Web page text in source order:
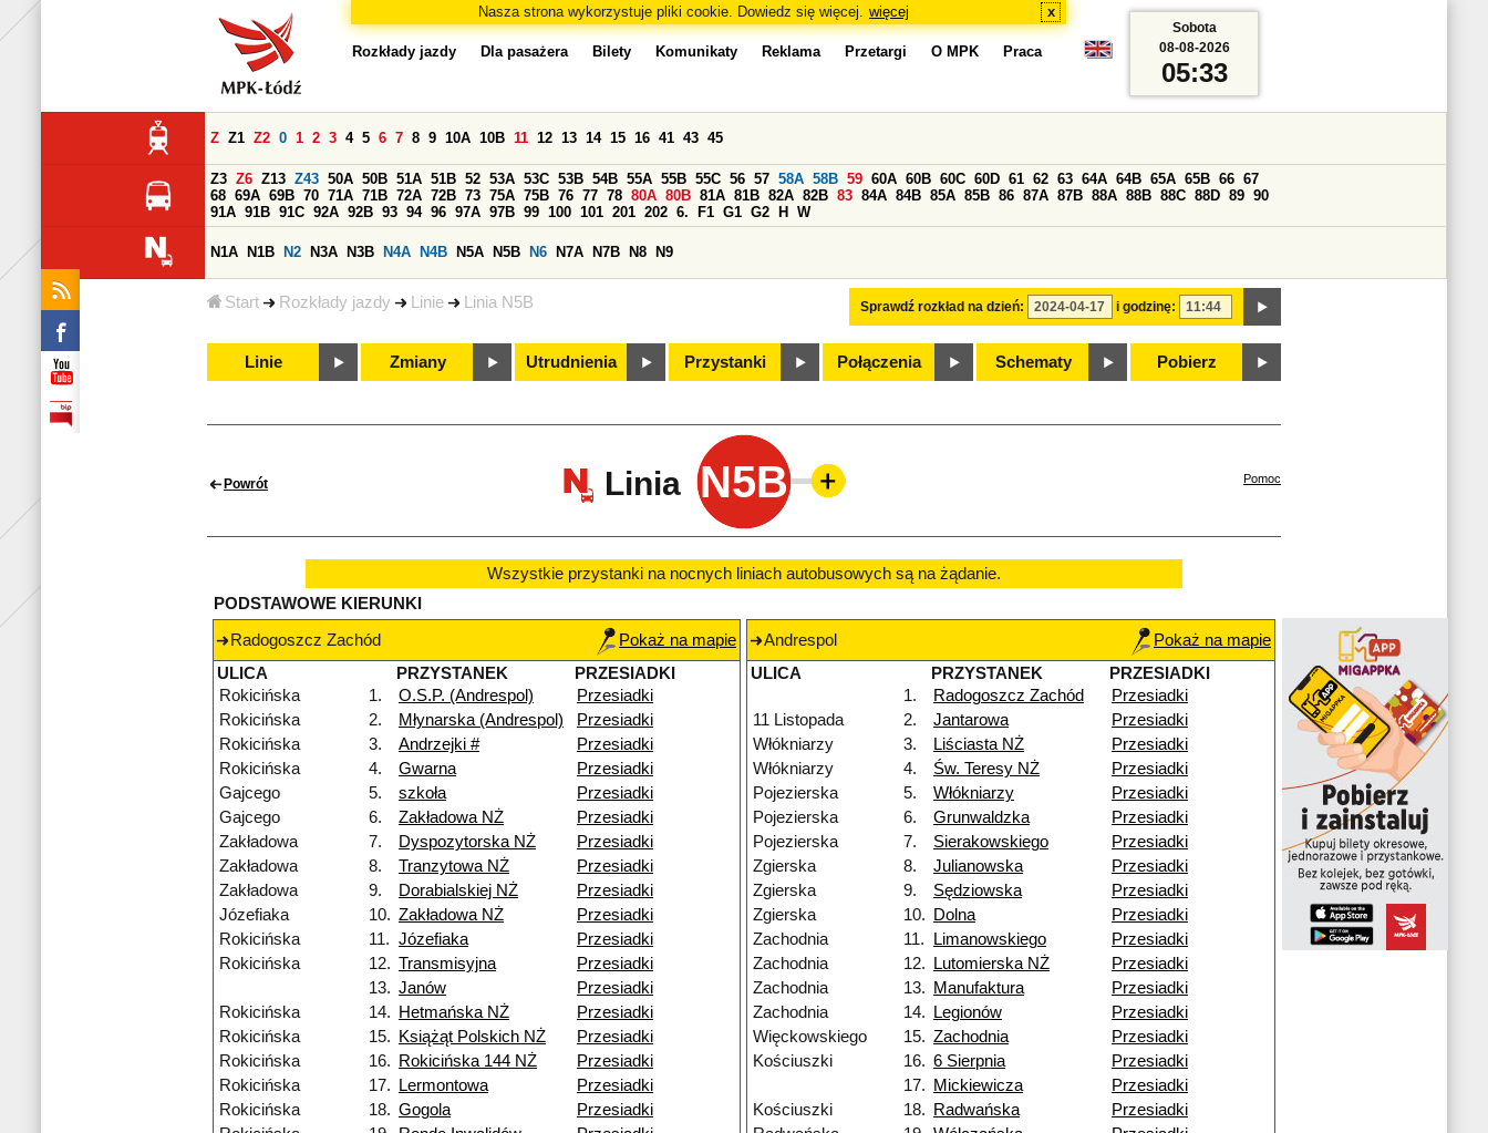
Nasza strona wykorzystuje pliki cookie. Dowiedz się więcej. więcej x
Start Rozkłady jazdy Linie Linia N5B
Rozkłady jazdy Dla pasażera Bilety Komunikaty Reklama Przetargi O MPK Praca
Sprawdź rozkład na dzień: i godzinę:
Z Z1 Z2 0 1 2 3 4 5 6 7 8 9 10A 10B 11 12 13 14 15 16 41 43 45
Z3 Z6 Z13 Z43 50A 50B 51A 51B 52 53A 53C 53B 54B 55A 55B 55C 56 57 58A 58B 59 60A 60B 60C 60D 61 62 63 64A 64B 65A 65B 66 67
68 69A 69B 70 71A 71B 72A 72B 73 75A 75B 76 77 78 80A 80B 81A 81B 82A 82B 83 84A 84B 85A 85B 86 87A 87B 88A 88B 88C 88D 89 90
91A 91B 91C 92A 92B 93 94 96 97A 97B 99 100 101 201 202 6. F1 G1 G2 H W
N1A N1B N2 N3A N3B N4A N4B N5A N5B N6 N7A N7B N8 N9
Linie Zmiany Utrudnienia Przystanki Połączenia Schematy Pobierz
Sobota
08-08-2026
05:33
Powrót Linia N5B Pomoc
Wszystkie przystanki na nocnych liniach autobusowych są na żądanie.
PODSTAWOWE KIERUNKI
Radogoszcz Zachód
Pokaż na mapie
ULICA
PRZYSTANEK
PRZESIADKI
Rokicińska
1. O.S.P. (Andrespol)
Przesiadki
Rokicińska
2. Młynarska (Andrespol)
Przesiadki
Rokicińska
3. Andrzejki #
Przesiadki
Rokicińska
4. Gwarna
Przesiadki
Gajcego
5. szkoła
Przesiadki
Gajcego
6. Zakładowa NŻ
Przesiadki
Zakładowa
7. Dyspozytorska NŻ
Przesiadki
Zakładowa
8. Tranzytowa NŻ
Przesiadki
Zakładowa
9. Dorabialskiej NŻ
Przesiadki
Józefiaka
10. Zakładowa NŻ
Przesiadki
Rokicińska
11. Józefiaka
Przesiadki
Rokicińska
12. Transmisyjna
Przesiadki
13. Janów
Przesiadki
Rokicińska
14. Hetmańska NŻ
Przesiadki
Rokicińska
15. Książąt Polskich NŻ
Przesiadki
Rokicińska
16. Rokicińska 144 NŻ
Przesiadki
Rokicińska
17. Lermontowa
Przesiadki
Rokicińska
18. Gogola
Przesiadki
Andrespol
Pokaż na mapie
ULICA
PRZYSTANEK
PRZESIADKI
1.
Radogoszcz Zachód
Przesiadki
11 Listopada
2. Jantarowa
Przesiadki
Włókniarzy
3. Liściasta NŻ
Przesiadki
Włókniarzy
4. Św. Teresy NŻ
Przesiadki
Pojezierska
5. Włókniarzy
Przesiadki
Pojezierska
6. Grunwaldzka
Przesiadki
Pojezierska
7. Sierakowskiego
Przesiadki
Zgierska
8. Julianowska
Przesiadki
Zgierska
9. Sędziowska
Przesiadki
Zgierska
10. Dolna
Przesiadki
Zachodnia
11. Limanowskiego
Przesiadki
Zachodnia
12. Lutomierska NŻ
Przesiadki
Zachodnia
13. Manufaktura
Przesiadki
Zachodnia
14. Legionów
Przesiadki
Więckowskiego
15. Zachodnia
Przesiadki
Kościuszki
16. 6 Sierpnia
Przesiadki
17.
Mickiewicza
Przesiadki
Kościuszki
18. Radwańska
Przesiadki